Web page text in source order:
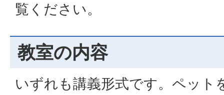
覧ください。
教室の内容
いずれも講義形式です。ペット